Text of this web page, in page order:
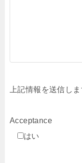
上記情報を送信しま
Acceptance
はい